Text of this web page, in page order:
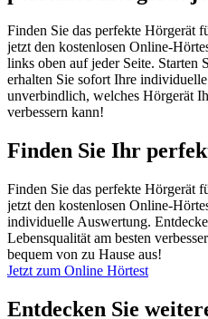
Finden Sie das perfekte Hörgerät
jetzt den kostenlosen Online-
links oben auf jeder Seite. Starten
erhalten Sie sofort Ihre
unverbindlich, welches Hörgerät
verbessern kann!
Finden Sie Ihr
Finden Sie das perfekte Hörgerät
jetzt den kostenlosen Online-
individuelle Auswertung.
Lebensqualität am besten
bequem von zu Hause aus!
Jetzt zum Online Hörtest
Entdecken Sie